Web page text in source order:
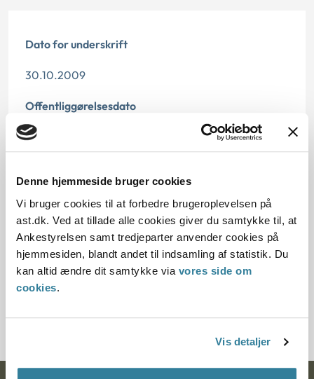
Denne hjemmeside bruger cookies
Vi bruger cookies til at forbedre brugeroplevelsen på
ast.dk. Ved at tillade alle cookies giver du samtykke til, at
Ankestyrelsen samt tredjeparter anvender cookies på
hjemmesiden, blandt andet til indsamling af statistik. Du
kan altid ændre dit samtykke via vores side om
cookies.
Vis detaljer
Dato for underskrift
30.10.2009
Offentliggørelsesdato
10.07.2013
da den er erstattet af principafgørelse 28-15.
Paragraf